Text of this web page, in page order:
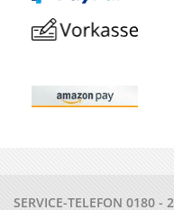
SERVICE-TELEFON 0180 -